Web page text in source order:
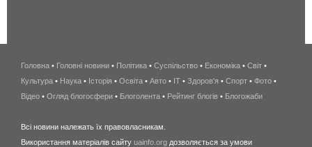
беспроводной
интернет
киев
wimax
Головна • Головні новини • Політика • Суспільство • Економіка • Світ •
Культура • Наука • Історія • Освіта • Авто • IT • Здоров'я • Спорт • Фото •
Відео • Огляд блогосфери • Блоголента • Рейтинг блогів • Блогожаби
Всі новини належать їх правовласникам.
Використання матеріалів сайту uainfo.org дозволяється за умови